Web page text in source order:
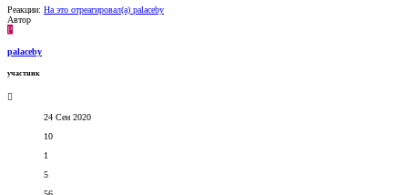
Реакции: На это отреагировал(а) palaceby
Автор
P
palaceby
участник
24 Сен 2020
10
1
5